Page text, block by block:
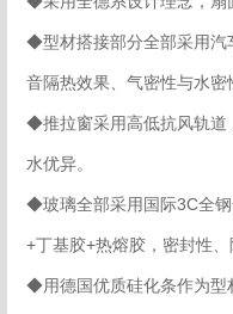
◆型材搭接部分全部采用
音隔热效果、气密性与水密
◆推拉窗采用高低抗风轨
水优异。
◆玻璃全部采用国际3C全
+丁基胶+热熔胶，密封性、
◆用德国优质硅化条作为